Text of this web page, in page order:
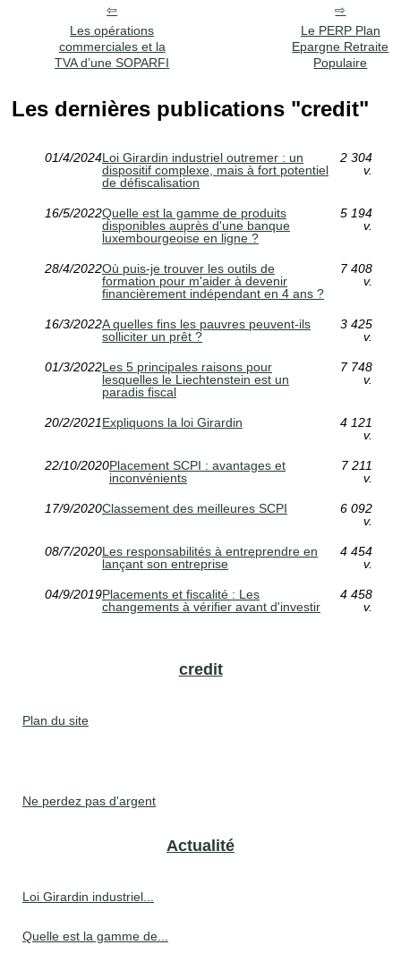
Les opérations
commerciales et la
TVA d’une SOPARFI
Le PERP Plan
Epargne Retraite
Populaire
Les dernières publications "credit"
01/4/2024Loi Girardin industriel outremer : un
dispositif complexe, mais à fort potentiel
de défiscalisation
2 304
v.
16/5/2022Quelle est la gamme de produits
disponibles auprès d'une banque
luxembourgeoise en ligne ?
5 194
v.
28/4/2022Où puis-je trouver les outils de
formation pour m'aider à devenir
financièrement indépendant en 4 ans ?
7 408
v.
16/3/2022A quelles fins les pauvres peuvent-ils
solliciter un prêt ?
3 425
v.
01/3/2022Les 5 principales raisons pour
lesquelles le Liechtenstein est un
paradis fiscal
7 748
v.
20/2/2021Expliquons la loi Girardin
4 121
v.
22/10/2020Placement SCPI : avantages et
inconvénients
7 211
v.
17/9/2020Classement des meilleures SCPI
6 092
v.
08/7/2020Les responsabilités à entreprendre en
lançant son entreprise
4 454
v.
04/9/2019Placements et fiscalité : Les
changements à vérifier avant d'investir
4 458
v.
credit
Plan du site
Ne perdez pas d'argent
Actualité
Loi Girardin industriel...
Quelle est la gamme de...